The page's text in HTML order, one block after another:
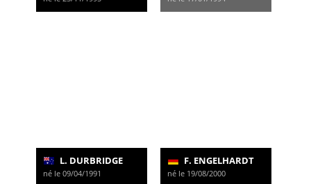
L. DURBRIDGE
né le 09/04/1991
F. ENGELHARDT
né le 19/08/2000